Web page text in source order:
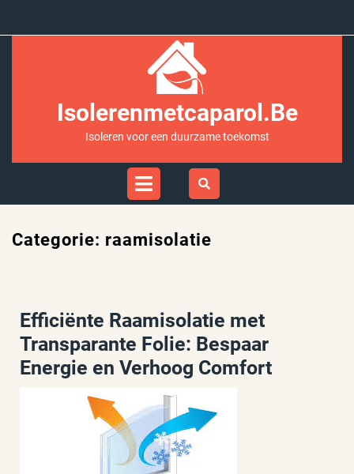
Isolerenmetcaparol.be
Isoleren voor een duurzame toekomst
Open
Categorie: raamisolatie
Efficiënte Raamisolatie met
Transparante Folie: Bespaar
Energie en Verhoog Comfort